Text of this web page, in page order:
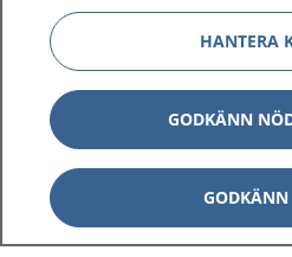
Behandling av personuppgifter
Hantering av kakor
Inställningar för kakor
HANTERA
GODKÄNN